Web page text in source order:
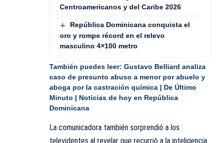
Centroamericanos y del Caribe 2026
República Dominicana conquista el
oro y rompe récord en el relevo
masculino 4×100 metro
También puedes leer: Gustavo Belliard analiza
caso de presunto abuso a menor por abuelo y
aboga por la castración química | De Último
Minuto | Noticias de hoy en República
Dominicana
La comunicadora también sorprendió a los
televidentes al revelar que recurrió a la inteligencia